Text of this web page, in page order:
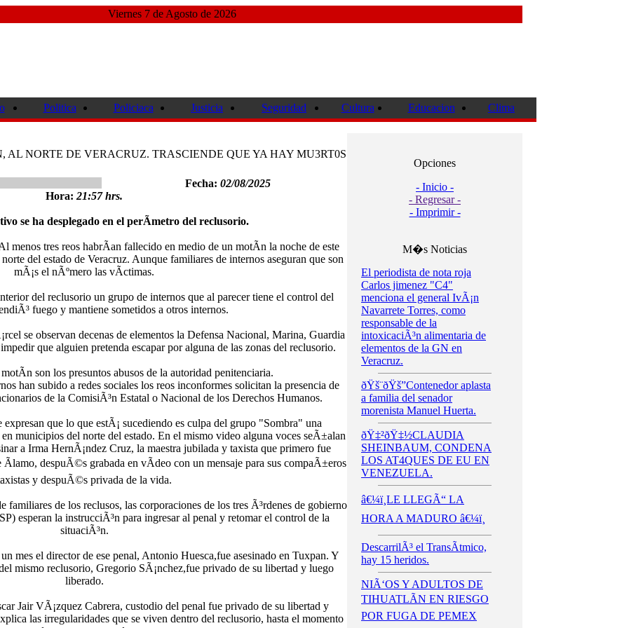
Viernes 7 de Agosto de 2026
Politica Policiaca Justicia Seguridad Cultura Educacion Clima
AL NORTE DE VERACRUZ. TRASCIENDE QUE YA HAY MU3RT0S
Fecha: 02/08/2025
Hora: 21:57 hrs.
se ha desplegado en el perÃ­metro del reclusorio.
menos tres reos habrÃ­an fallecido en medio de un motÃ­n la noche de este
del estado de Veracruz. Aunque familiares de internos aseguran que son
mÃ¡s el nÃºmero las vÃ­ctimas.
del reclusorio un grupo de internos que al parecer tiene el control del
fuego y mantiene sometidos a otros internos.
se observan decenas de elementos la Defensa Nacional, Marina, Guardia
que alguien pretenda escapar por alguna de las zonas del reclusorio.
son los presuntos abusos de la autoridad penitenciaria.
han subido a redes sociales los reos inconformes solicitan la presencia de
de la ComisiÃ³n Estatal o Nacional de los Derechos Humanos.
que lo que estÃ¡ sucediendo es culpa del grupo "Sombra" una
municipios del norte del estado. En el mismo video alguna voces seÃ±alan
a Irma HernÃ¡ndez Cruz, la maestra jubilada y taxista que primero fue
despuÃ©s grabada en vÃ­deo con un mensaje para sus compaÃ±eros
y despuÃ©s privada de la vida.
familiares de los reclusos, las corporaciones de los tres Ã³rdenes de gobierno
esperan la instrucciÃ³n para ingresar al penal y retomar el control de la
situaciÃ³n.
mes el director de ese penal, Antonio Huesca,fue asesinado en Tuxpan. Y
mismo reclusorio, Gregorio SÃ¡nchez,fue privado de su libertad y luego
liberado.
Jair VÃ¡zquez Cabrera, custodio del penal fue privado de su libertad y
las irregularidades que se viven dentro del reclusorio, hasta el momento
Opciones
- Inicio -
- Regresar -
- Imprimir -
M�s Noticias
El periodista de nota roja
Carlos jimenez "C4"
menciona el general IvÃ¡n
Navarrete Torres, como
responsable de la
intoxicaciÃ³n alimentaria de
elementos de la GN en
Veracruz.
ðŸš¨ðŸš”Contenedor aplasta
a familia del senador
morenista Manuel Huerta.
ðŸ‡²ðŸ‡½CLAUDIA
SHEINBAUM, CONDENA
LOS AT4QUES DE EU EN
VENEZUELA.
â€¼ï¸LE LLEGÃ“ LA
HORA A MADURO â€¼ï¸
DescarrilÃ³ el TransÃ­tmico,
hay 15 heridos.
NIÃ‘OS Y ADULTOS DE
TIHUATLÃN EN RIESGO
POR FUGA DE PEMEX